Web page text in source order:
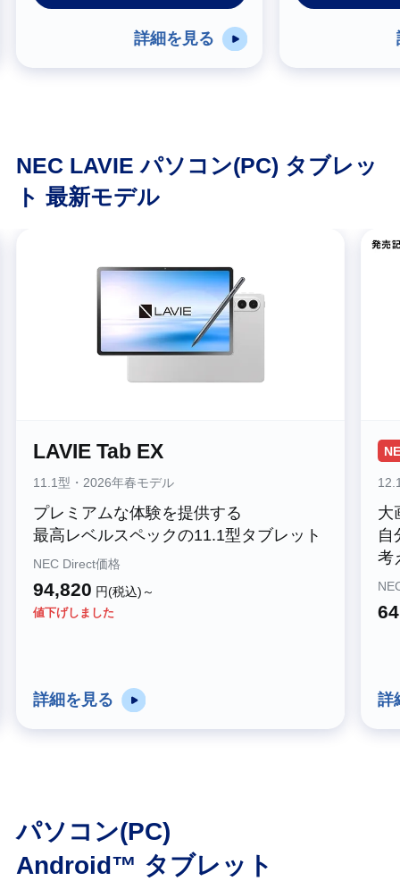
詳細を見る
NEC LAVIE パソコン(PC) タブレッ
ト 最新モデル
LAVIE Tab EX
11.1型・2026年春モデル
プレミアムな体験を提供する
最高レベルスペックの11.1型タブレット
NEC Direct価格
94,820 円(税込)～
値下げしました
詳細を見る
大
自
考
詳
パソコン(PC)
Android™ タブレット